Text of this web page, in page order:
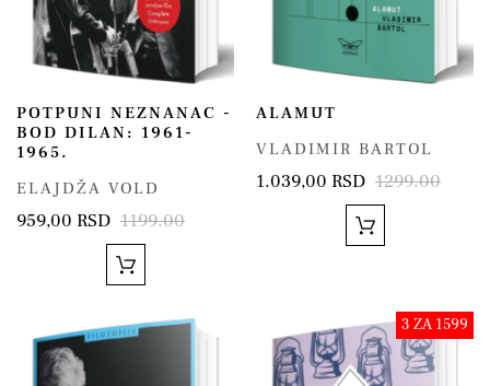
POTPUNI NEZNANAC -
BOD DILAN: 1961-
1965.
ELAJDŽA VOLD
959,00 RSD 1199.00
ALAMUT
VLADIMIR BARTOL
1.039,00 RSD 1299.00
3 ZA 1599